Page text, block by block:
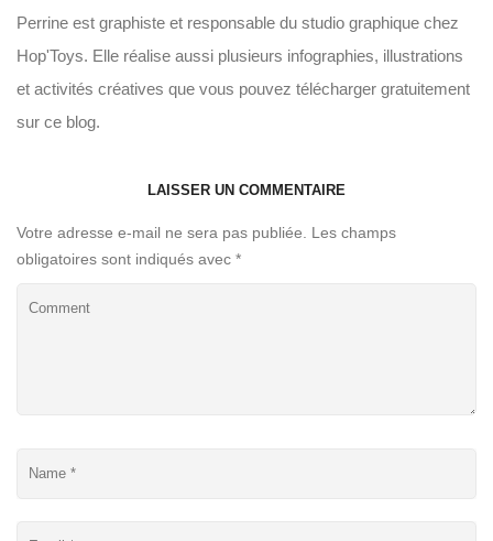
Perrine est graphiste et responsable du studio graphique chez
Hop'Toys. Elle réalise aussi plusieurs infographies, illustrations
et activités créatives que vous pouvez télécharger gratuitement
sur ce blog.
LAISSER UN COMMENTAIRE
Votre adresse e-mail ne sera pas publiée. Les champs
obligatoires sont indiqués avec *